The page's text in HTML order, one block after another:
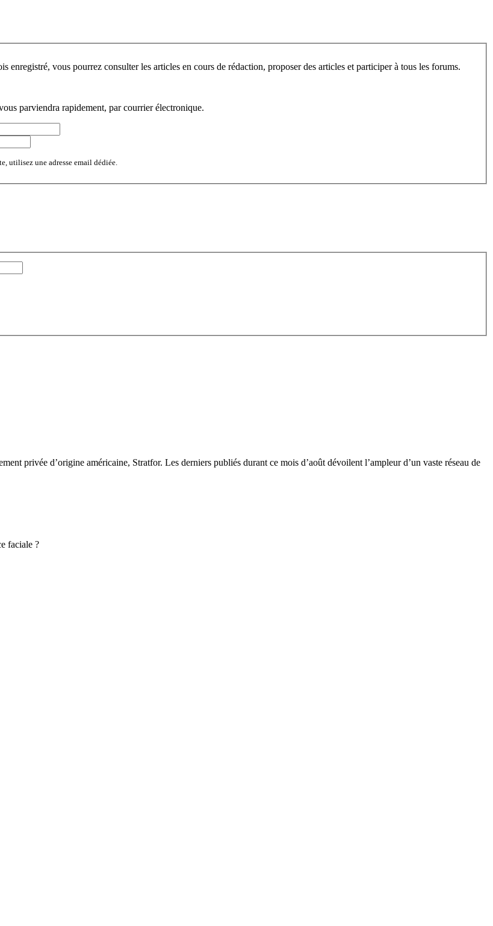
L’espace privé de ce site est ouvert aux visiteurs, après inscription. Une fois enregistré, vous pourrez consulter les articles en cours de rédaction, proposer des articles et participer à tous les forums.
parviendra rapidement, par courrier électronique.
utilisez une adresse email dédiée.
privée d’origine américaine, Stratfor. Les derniers publiés durant ce mois d’août dévoilent l’ampleur d’un vaste réseau de
faciale ?